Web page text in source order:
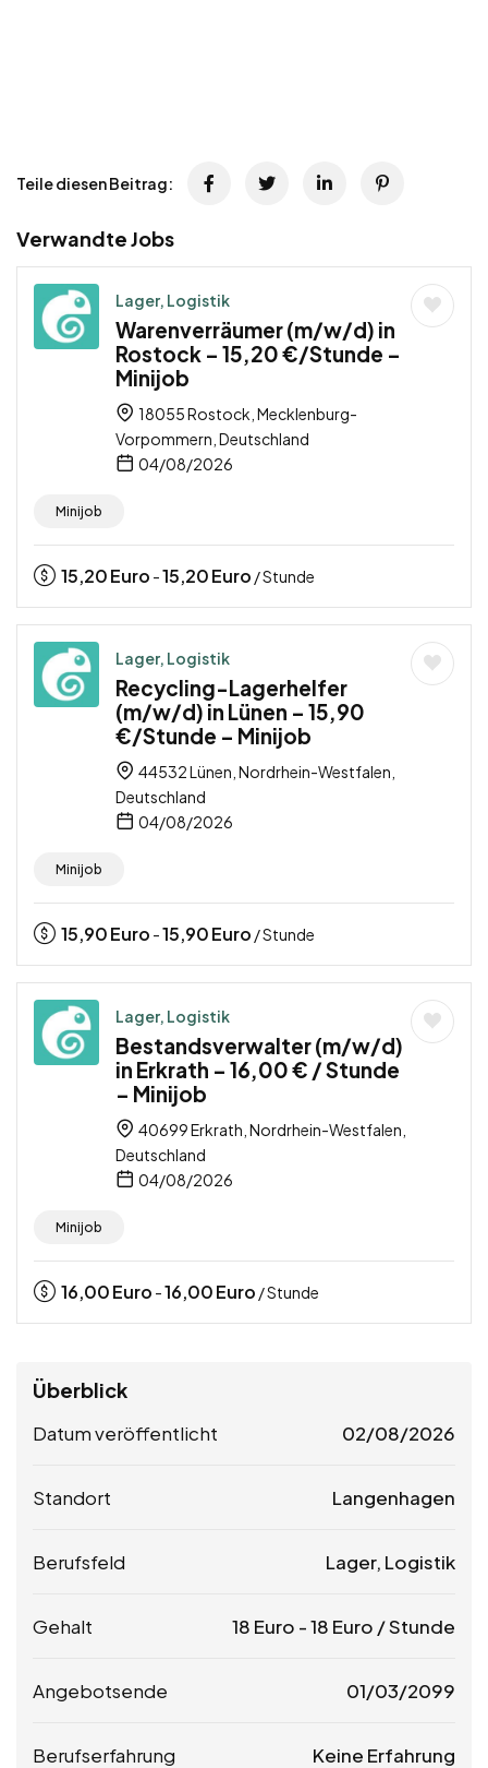
Teile diesen Beitrag:
Verwandte Jobs
Lager, Logistik
Warenverräumer (m/w/d) in
Rostock – 15,20 €/Stunde –
Minijob
18055 Rostock, Mecklenburg-
Vorpommern, Deutschland
04/08/2026
Minijob
15,20Euro -15,20Euro / Stunde
Lager, Logistik
Recycling-Lagerhelfer
(m/w/d) in Lünen – 15,90
€/Stunde – Minijob
44532 Lünen, Nordrhein-Westfalen,
Deutschland
04/08/2026
Minijob
15,90Euro -15,90Euro / Stunde
Lager, Logistik
Bestandsverwalter (m/w/d)
in Erkrath – 16,00 € / Stunde
– Minijob
40699 Erkrath, Nordrhein-Westfalen,
Deutschland
04/08/2026
Minijob
16,00Euro -16,00Euro / Stunde
Überblick
Datum veröffentlicht 02/08/2026
Standort Langenhagen
Berufsfeld Lager, Logistik
Gehalt 18 Euro -18 Euro / Stunde
Angebotsende 01/03/2099
Berufserfahrung Keine Erfahrung